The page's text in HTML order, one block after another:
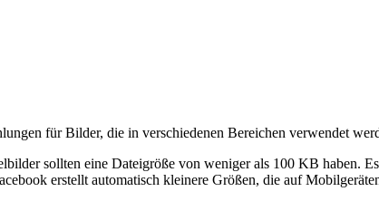
für Bilder, die in verschiedenen Bereichen verwendet
sollten eine Dateigröße von weniger als 100 KB haben.
erstellt automatisch kleinere Größen, die auf